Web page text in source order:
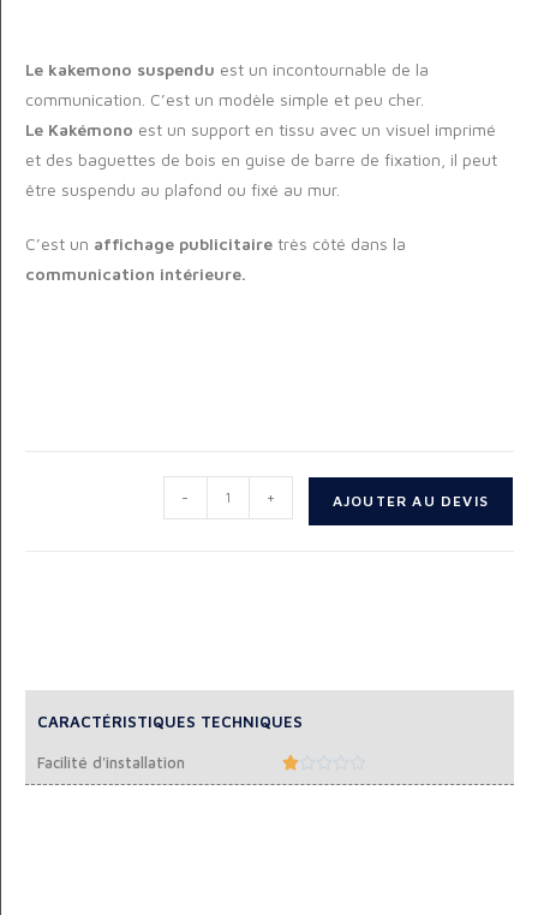
Le kakemono suspendu est un incontournable de la
communication. C’est un modèle simple et peu cher.
Le Kakémono est un support en tissu avec un visuel imprimé
et des baguettes de bois en guise de barre de fixation, il peut
être suspendu au plafond ou fixé au mur.
C’est un affichage publicitaire très côté dans la
communication intérieure.
- + AJOUTER AU DEVIS
CARACTÉRISTIQUES TECHNIQUES
Facilité d'installation 